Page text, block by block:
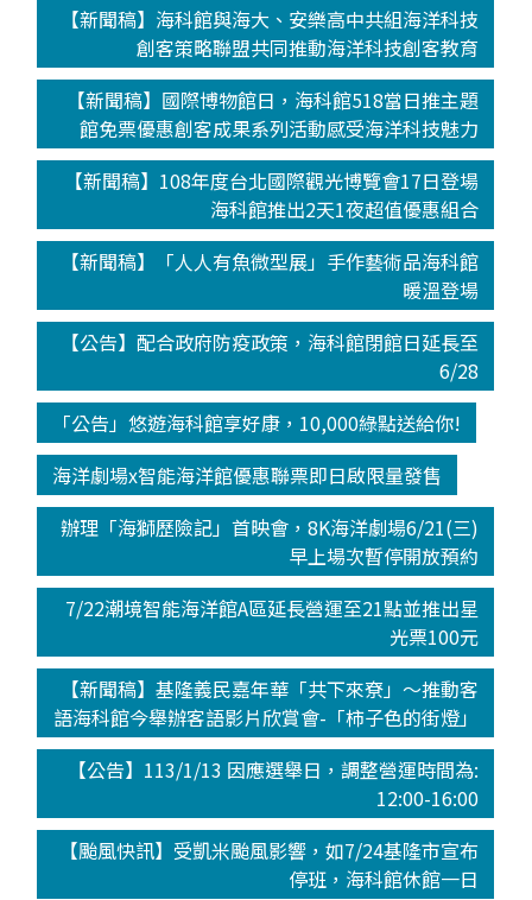
【新聞稿】海科館與海大、安樂高中共組海洋科技
創客策略聯盟共同推動海洋科技創客教育
【新聞稿】國際博物館日，海科館518當日推主題
館免票優惠創客成果系列活動感受海洋科技魅力
【新聞稿】108年度台北國際觀光博覽會17日登場
海科館推出2天1夜超值優惠組合
【新聞稿】「人人有魚微型展」手作藝術品海科館
暖溫登場
【公告】配合政府防疫政策，海科館閉館日延長至
6/28
「公告」悠遊海科館享好康，10,000綠點送給你!
海洋劇場x智能海洋館優惠聯票即日啟限量發售
辦理「海獅歷險記」首映會，8K海洋劇場6/21(三)
早上場次暫停開放預約
7/22潮境智能海洋館A區延長營運至21點並推出星
光票100元
【新聞稿】基隆義民嘉年華「共下來尞」～推動客
語海科館今舉辦客語影片欣賞會-「柿子色的街燈」
【公告】113/1/13 因應選舉日，調整營運時間為:
12:00-16:00
【颱風快訊】受凱米颱風影響，如7/24基隆市宣布
停班，海科館休館一日